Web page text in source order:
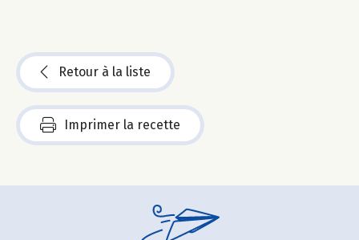
Retour à la liste
Imprimer la recette